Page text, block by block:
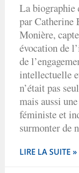
La biographie
par Catherine
Monière,
évocation de
de
intellectuelle
n’était pas
mais aussi
féministe et
surmonter de
LIRE LA SUITE »